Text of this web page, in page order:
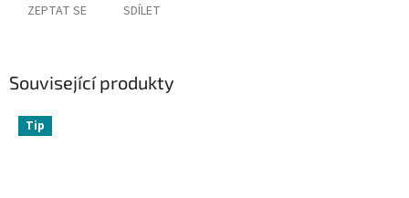
ZEPTAT SE SDÍLET
Související produkty
Tip